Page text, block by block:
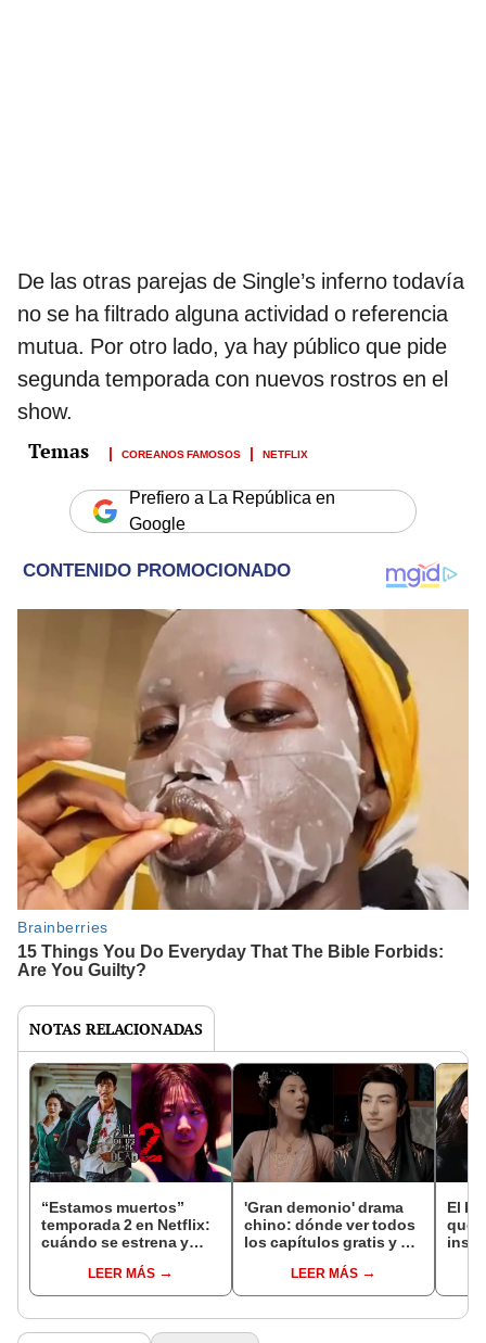
De las otras parejas de Single’s inferno todavía
no se ha filtrado alguna actividad o referencia
mutua. Por otro lado, ya hay público que pide
segunda temporada con nuevos rostros en el
show.
COREANOS FAMOSOS NETFLIX
Prefiero a La República en
Google
NOTAS RELACIONADAS
“Estamos muertos”
temporada 2 en Netflix:
cuándo se estrena y
temporadaLEER MÁS
'Gran demonio' drama
chino: dónde ver todos
los capítulos gratis y en
LEER MÁS
El k-
que